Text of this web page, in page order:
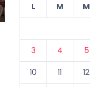
L
M M
3
4 5
10
11 12